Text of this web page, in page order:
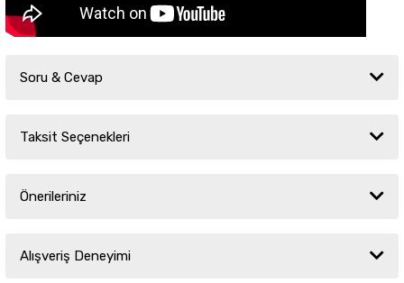
Soru & Cevap
Ürün hakkında henüz soru sorulmamış.
Taksit Seçenekleri
Önerileriniz
yetersiz gördüğünüz noktaları öneri formunu kullanarak tarafımıza
iletebilirsiniz.
Alışveriş Deneyimi